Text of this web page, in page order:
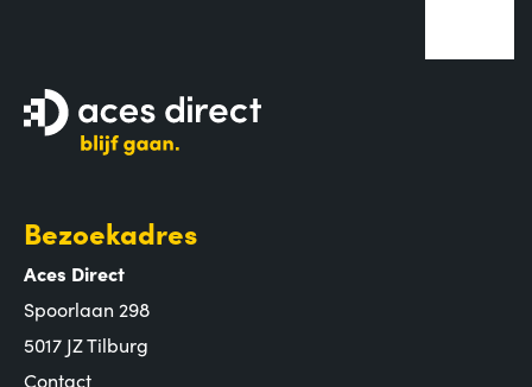
Bezoekadres
Aces Direct
Spoorlaan 298
5017 JZ Tilburg
Contact